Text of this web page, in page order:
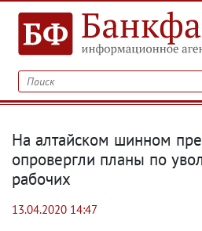
На алтайском шинном
опровергли планы по
рабочих
13.04.2020 14:47